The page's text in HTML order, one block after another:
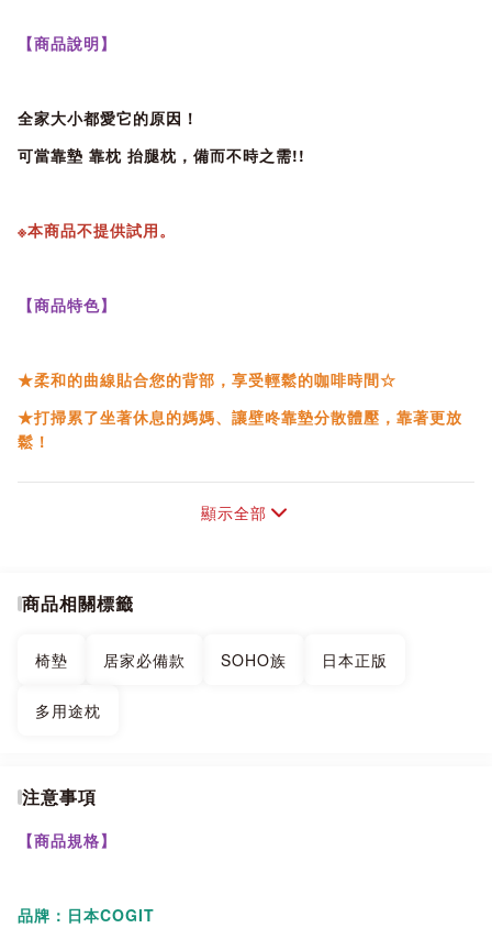
【商品說明】
全家大小都愛它的原因！
可當靠墊 靠枕 抬腿枕，備而不時之需!!
※本商品不提供試用。
【商品特色】
★柔和的曲線貼合您的背部，享受輕鬆的咖啡時間☆
★打掃累了坐著休息的媽媽、讓壁咚靠墊分散體壓，靠著更放
鬆！
★居家和室放個壁咚靠墊，長時間靠著也不易腰痠唷！
★SOHO族的宅宅們，可放在腿上當抬腿枕！
★放在膝蓋上，坐在沙發上也能輕鬆地在電腦上工作！
★底部和背面有防滑設計，防止打滑。
★將手穿過靠墊上方的孔洞，攜帶起來很方便。
顯示全部
商品相關標籤
椅墊 居家必備款 SOHO族 日本正版
多用途枕
注意事項
【商品規格】
品牌：日本COGIT